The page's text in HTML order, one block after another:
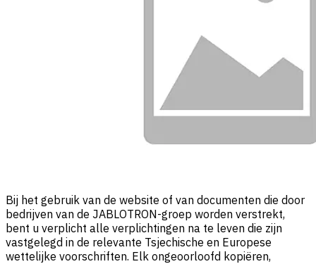
Bij het gebruik van de website of van documenten die door
bedrijven van de JABLOTRON-groep worden verstrekt,
bent u verplicht alle verplichtingen na te leven die zijn
vastgelegd in de relevante Tsjechische en Europese
wettelijke voorschriften. Elk ongeoorloofd kopiëren,